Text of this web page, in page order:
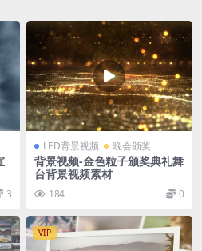
3
LED背景视频 晚会颁奖
背景视频-金色粒子颁奖典礼舞
台背景视频素材
184 0
VIP